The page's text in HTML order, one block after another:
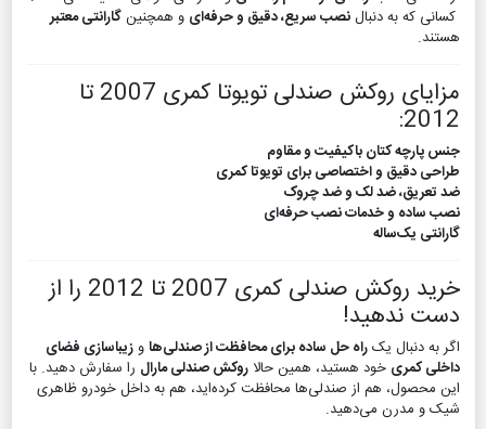
کسانی که به دنبالنصب سریع، دقیق و حرفه‌ای و همچنینگارانتی معتبر
هستند.
مزایای روکش صندلی تویوتا کمری 2007 تا
2012:
جنس پارچه کتان باکیفیت و مقاوم
طراحی دقیق و اختصاصی برای تویوتا کمری
ضد تعریق، ضد لک و ضد چروک
نصب ساده و خدمات نصب حرفه‌ای
گارانتی یک‌ساله
خرید روکش صندلی کمری 2007 تا 2012 را از
دست ندهید!
اگر به دنبال یکراه حل ساده برای محافظت از صندلی‌هاوزیباسازی فضای
داخلی کمری خود هستید، همین حالاروکش صندلی مارال را سفارش دهید. با
این محصول، هم از صندلی‌ها محافظت کرده‌اید، هم به داخل خودرو ظاهری
شیک و مدرن می‌دهید.